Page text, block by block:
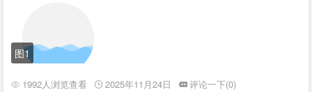
图1
1992人浏览查看 2025年11月24日
评论一下(0)